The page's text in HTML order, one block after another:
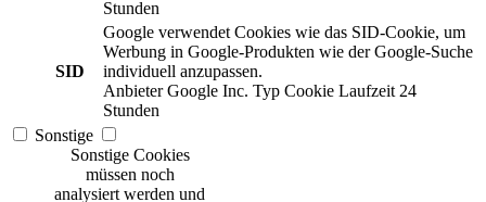
Stunden
SID
Google verwendet Cookies wie das SID-Cookie, um
Werbung in Google-Produkten wie der Google-Suche
individuell anzupassen.
Anbieter Google Inc. Typ Cookie Laufzeit 24
Stunden
Sonstige
Sonstige Cookies
müssen noch
analysiert werden und